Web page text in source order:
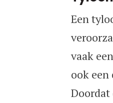
Een
vaak
ook
Doordat